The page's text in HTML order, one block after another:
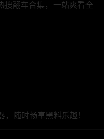
搜翻车合集，一站爽看全
随时畅享黑料乐趣！